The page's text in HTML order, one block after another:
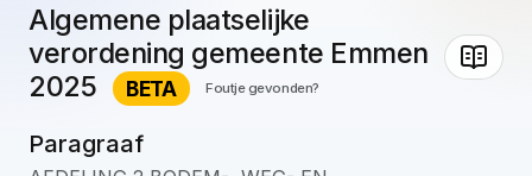
Algemene plaatselijke
verordening gemeente Emmen
2025
BETA Foutje gevonden?
Paragraaf